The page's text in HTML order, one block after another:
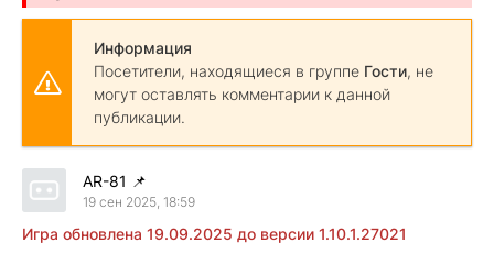
Информация
Посетители, находящиеся в группе Гости, не
могут оставлять комментарии к данной
публикации.
AR-81 📌
19 сен 2025, 18:59
Игра обновлена 19.09.2025 до версии 1.10.1.27021